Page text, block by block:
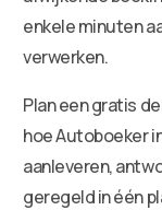
enkele minuten
verwerken.
Plan een gratis
hoe Autoboeker
aanleveren,
geregeld in één